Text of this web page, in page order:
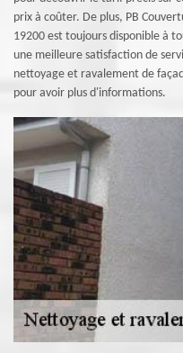
prix à coûter. De plus, PB
19200 est toujours disponible à
une meilleure satisfaction de
nettoyage et ravalement de
pour avoir plus d'informations.